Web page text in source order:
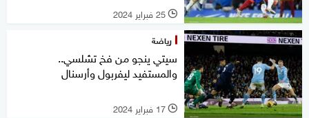
l 25 فبراير 2024
رياضة
سيتي ينجو من فخ تشلسي..
والمستفيد ليفربول وأرسنال
l 17 فبراير 2024